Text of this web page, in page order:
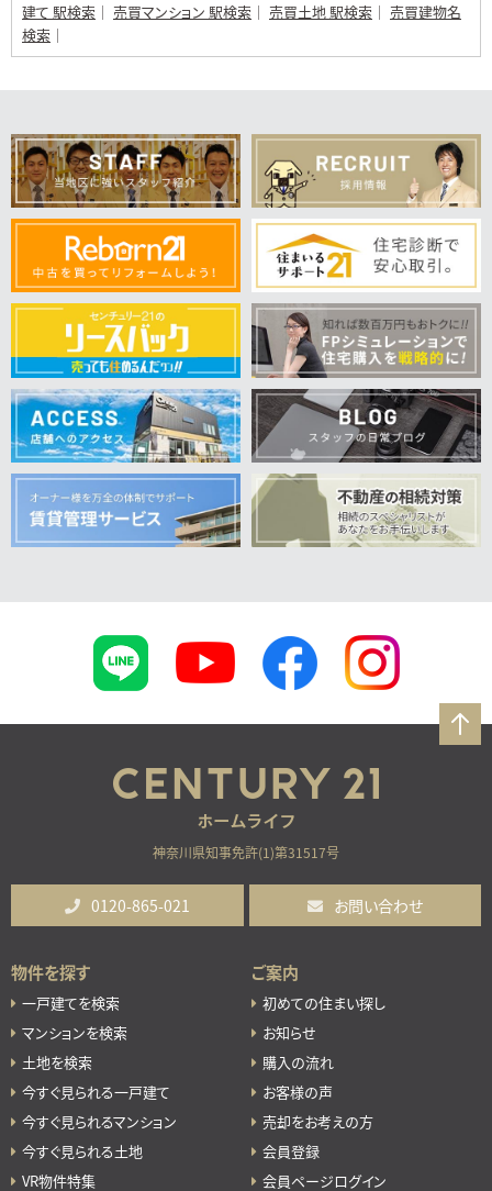
建て 駅検索
売買マンション 駅検索 売買土地 駅検索
売買建物名
検索
神奈川県知事免許(1)第31517号
0120-865-021 お問い合わせ
物件を探す
一戸建てを検索
マンションを検索
土地を検索
今すぐ見られる一戸建て
今すぐ見られるマンション
今すぐ見られる土地
VR物件特集
ご案内
初めての住まい探し
お知らせ
購入の流れ
お客様の声
売却をお考えの方
会員登録
会員ページログイン